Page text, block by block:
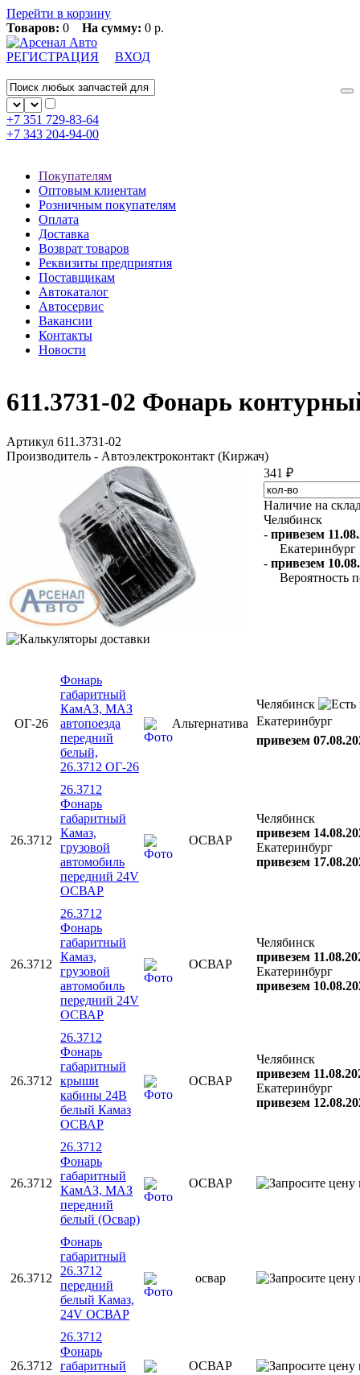
Перейти в корзину
Товаров: 0 На сумму: 0 р.
РЕГИСТРАЦИЯ ВХОД
+7 351 729-83-64
+7 343 204-94-00
Покупателям
Оптовым клиентам
Розничным покупателям
Оплата
Доставка
Возврат товаров
Реквизиты предприятия
Поставщикам
Автокаталог
Автосервис
Вакансии
Контакты
Новости
611.3731-02 Фонарь
Артикул 611.3731-02
Производитель - Автоэлектроконтакт (Киржач)
341 ₽
Наличие на
Челябинск
- привезем
Екатеринбург
- привезем
Вероятность
ОГ-26
Фонарь
габаритный
КамАЗ, МАЗ
автопоезда
передний
белый,
26.3712 ОГ-26
Альтернатива
Челябинск
Екатеринбург
привезем
26.3712
26.3712
Фонарь
габаритный
Камаз,
грузовой
автомобиль
передний 24V
ОСВАР
ОСВАР
Челябинск
привезем
Екатеринбург
привезем
26.3712
26.3712
Фонарь
габаритный
Камаз,
грузовой
автомобиль
передний 24V
ОСВАР
ОСВАР
Челябинск
привезем
Екатеринбург
привезем
26.3712
26.3712
Фонарь
габаритный
крыши
кабины 24В
белый Камаз
ОСВАР
ОСВАР
Челябинск
привезем
Екатеринбург
привезем
26.3712
26.3712
Фонарь
габаритный
КамАЗ, МАЗ
передний
белый (Освар)
ОСВАР
26.3712
Фонарь
габаритный
26.3712
передний
белый Камаз,
24V ОСВАР
освар
26.3712
26.3712
Фонарь
габаритный
ОСВАР